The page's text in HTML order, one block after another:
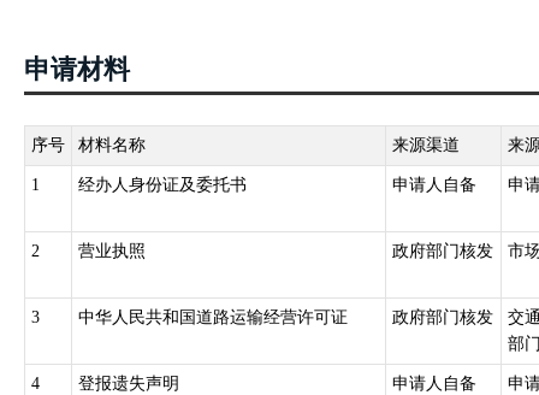
申请材料
序号 材料名称 来源渠道 来
1 经办人身份证及委托书 申请人自备 申
2 营业执照 政府部门核发 市
3 中华人民共和国道路运输经营许可证 政府部门核发
交
部
4 登报遗失声明 申请人自备 申